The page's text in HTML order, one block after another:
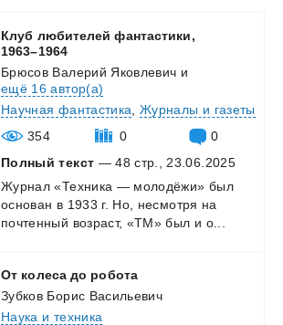
Клуб любителей фантастики,
1963–1964
Брюсов Валерий Яковлевич и
ещё 16 автор(а)
Научная фантастика ,Журналы и газеты
354
0
0
Полный текст — 48 стр., 23.06.2025
Журнал «Техника — молодёжи» был
основан в 1933 г. Но, несмотря на
почтенный возраст, «ТМ» был и о...
От колеса до робота
Зубков Борис Васильевич
Наука и техника